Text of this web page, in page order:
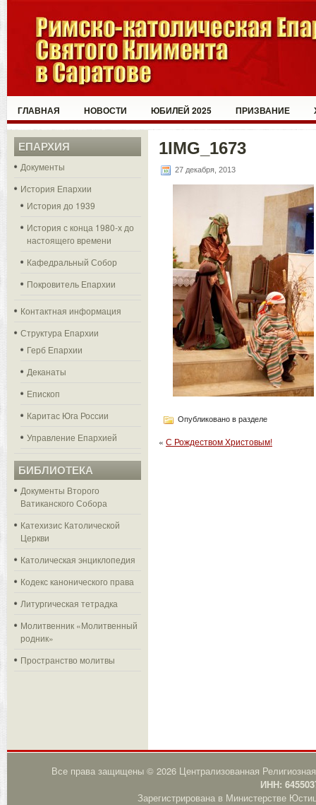
ГЛАВНАЯ НОВОСТИ ЮБИЛЕЙ 2025 ПРИЗВАНИЕ
ЕПАРХИЯ
Документы
История Епархии
История до 1939
История с конца 1980-х до
настоящего времени
Кафедральный Собор
Покровитель Епархии
Контактная информация
Структура Епархии
Герб Епархии
Деканаты
Епископ
Каритас Юга России
Управление Епархией
БИБЛИОТЕКА
Документы Второго
Ватиканского Собора
Катехизис Католической
Церкви
Католическая энциклопедия
Кодекс канонического права
Литургическая тетрадка
Молитвенник «Молитвенный
родник»
Пространство молитвы
1IMG_1673
27 декабря, 2013
Опубликовано в разделе
« С Рождеством Христовым!
Все права защищены © 2026 Централизованная
ИНН:
Зарегистрирована в Министерстве